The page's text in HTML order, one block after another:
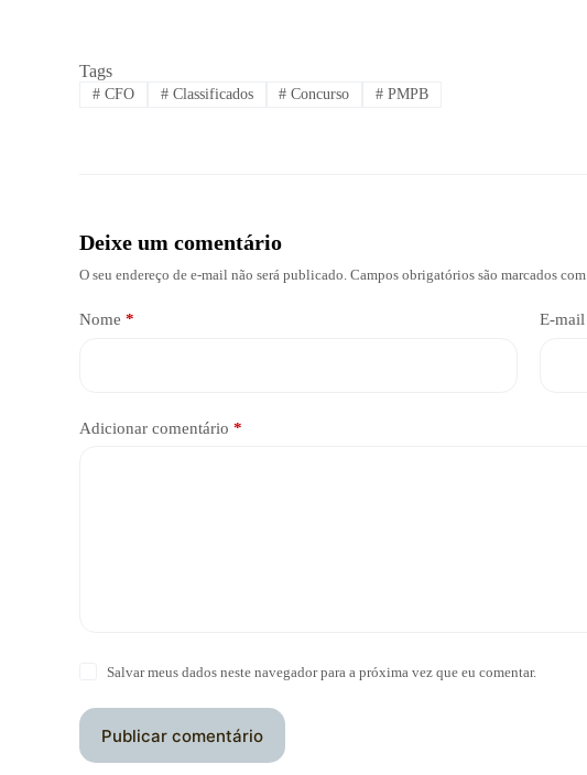
Tags
#CFO #Classificados # Concurso # PMPB
Deixe um comentário
O seu endereço de e-mail não será publicado. Campos obrigatórios são marcados com
Nome * E-mail
Adicionar comentário *
Salvar meus dados neste navegador para a próxima vez que eu comentar.
Publicar comentário